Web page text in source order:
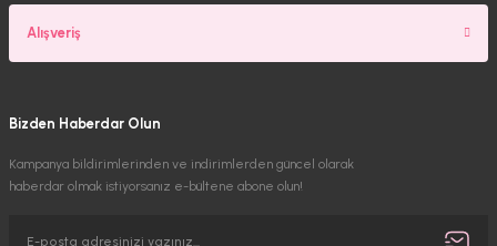
Alışveriş
Bizden Haberdar Olun
Kampanya bildirimlerinden ve indirimlerden güncel olarak
haberdar olmak istiyorsanız e-bültene abone olun!